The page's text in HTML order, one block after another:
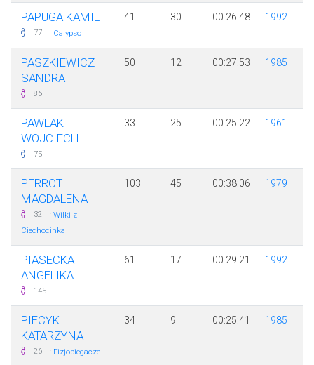
PAPUGA KAMIL
77 · Calypso
41 30 00:26:48 1992
PASZKIEWICZ
SANDRA
86
50 12 00:27:53 1985
PAWLAK
WOJCIECH
75
33 25 00:25:22 1961
PERROT
MAGDALENA
32 · Wilki z
Ciechocinka
103 45 00:38:06 1979
PIASECKA
ANGELIKA
145
61 17 00:29:21 1992
PIECYK
KATARZYNA
26 · Fizjobiegacze
34 9 00:25:41 1985